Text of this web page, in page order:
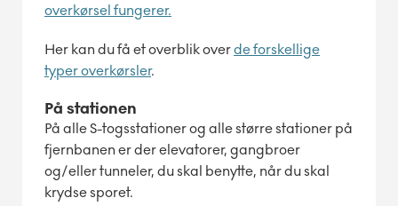
overkørsel fungerer.
Her kan du få et overblik overde forskellige
typer overkørsler.
På stationen
På alle S-togsstationer og alle større stationer på
fjernbanen er der elevatorer, gangbroer
og/eller tunneler, du skal benytte, når du skal
krydse sporet.